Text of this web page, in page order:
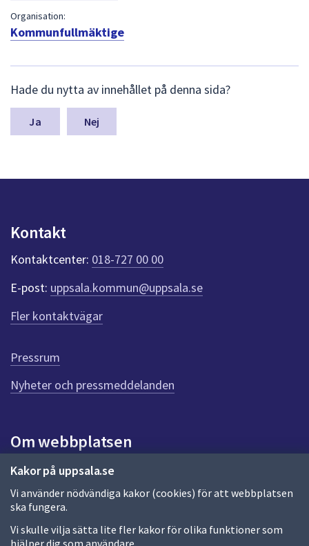
Kakor på uppsala.se
Vi använder nödvändiga kakor (cookies) för att webbplatsen
ska fungera.
Vi skulle vilja sätta lite fler kakor för olika funktioner som
hjälper dig som användare.
Organisation:
Kommunfullmäktige
ä
m
a
n
k
t
e
r
f
ö
r
e
n
n
a
d
a
Hade du nytta av innehållet på denna sida?
Nej
Kontakt
Kontaktcenter: 018-727 00 00
E-post: uppsala.kommun@uppsala.se
Fler kontaktvägar
Pressrum
Nyheter och pressmeddelanden
Om webbplatsen
Om webbplatsen
Allmänna handlingar och diarium
Behandling av personuppgifter